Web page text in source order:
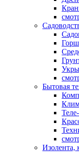
Бытовая
Изолента,